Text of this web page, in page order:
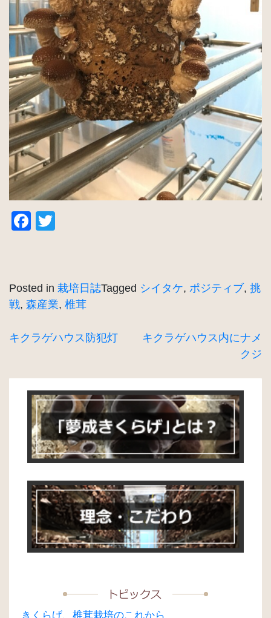
Facebook
Posted in 栽培日誌Tagged シイタケ, ポジティブ, 挑
戦, 森産業, 椎茸
投
ナ
ー
ン
キクラゲハウス防犯灯
キクラゲハウス内にナメ
クジ
きくらげ、椎茸栽培のこれから